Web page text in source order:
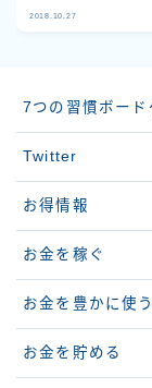
2018.10.27
7つの習慣ボード
Twitter
お得情報
お金を稼ぐ
お金を豊かに使う
お金を貯める